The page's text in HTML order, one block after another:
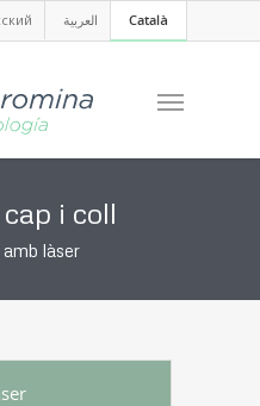
العربية Català
i coll
làser